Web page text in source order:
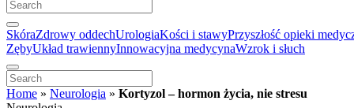
SkóraZdrowy oddechUrologiaKości i stawyPrzyszłość opieki
ZębyUkład trawiennyInnowacyjna medycynaWzrok i słuch
Home » Neurologia » Kortyzol – hormon życia, nie stresu